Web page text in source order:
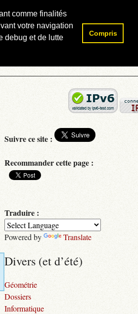
comme finalités
votre navigation
debug et de lutte
Compris
Rechercher :
Suivre ce site :
Recommander cette page :
Traduire :
Powered by Translate
Divers (et d’été)
Géométrie
Dossiers
Informatique